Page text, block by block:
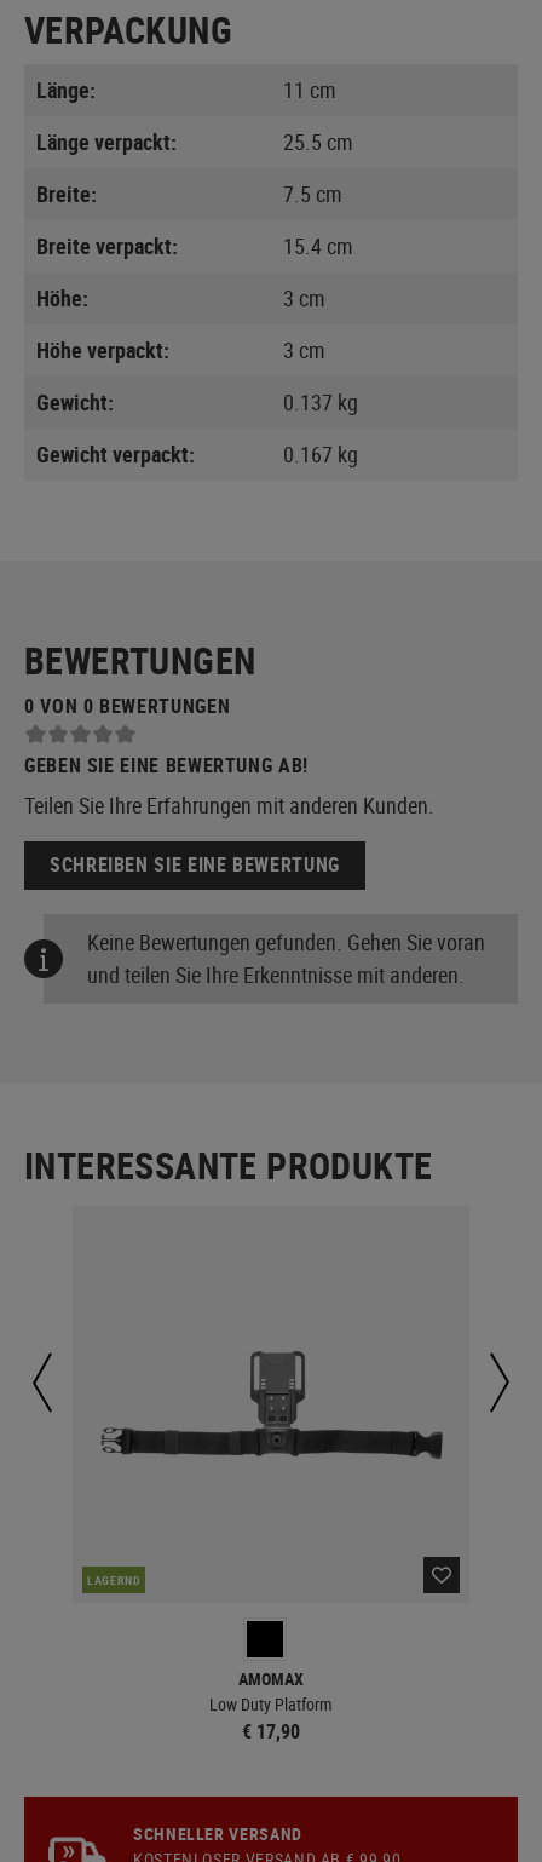
VERPACKUNG
Länge:
11 cm
Länge verpackt:
25.5 cm
Breite:
7.5 cm
Breite verpackt:
15.4 cm
Höhe:
3 cm
Höhe verpackt:
3 cm
Gewicht:
0.137 kg
Gewicht verpackt:
0.167 kg
BEWERTUNGEN
0 VON 0 BEWERTUNGEN
GEBEN SIE EINE BEWERTUNG AB!
Teilen Sie Ihre Erfahrungen mit anderen Kunden.
SCHREIBEN SIE EINE BEWERTUNG
Keine Bewertungen gefunden. Gehen Sie voran
und teilen Sie Ihre Erkenntnisse mit anderen.
INTERESSANTE PRODUKTE
LAGERND
AMOMAX
Low Duty Platform
€ 17,90
SCHNELLER VERSAND